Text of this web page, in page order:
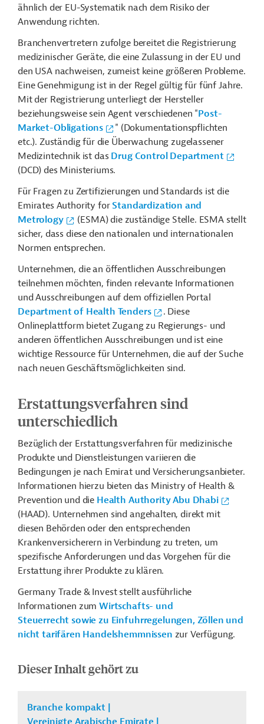
ähnlich der EU-Systematik nach dem Risiko der
Anwendung richten.
Branchenvertretern zufolge bereitet die Registrierung
medizinischer Geräte, die eine Zulassung in der EU und
den USA nachweisen, zumeist keine größeren Probleme.
Eine Genehmigung ist in der Regel gültig für fünf Jahre.
Mit der Registrierung unterliegt der Hersteller
beziehungsweise sein Agent verschiedenen "Post-
Market-Obligations
" (Dokumentationspflichten
etc.). Zuständig für die Überwachung zugelassener
Medizintechnik ist das Drug Control Department
(DCD) des Ministeriums.
Für Fragen zu Zertifizierungen und Standards ist die
Emirates Authority for Standardization and
Metrology
(ESMA) die zuständige Stelle. ESMA stellt
sicher, dass diese den nationalen und internationalen
Normen entsprechen.
Unternehmen, die an öffentlichen Ausschreibungen
teilnehmen möchten, finden relevante Informationen
und Ausschreibungen auf dem offiziellen Portal
Department of Health Tenders
. Diese
Onlineplattform bietet Zugang zu Regierungs- und
anderen öffentlichen Ausschreibungen und ist eine
wichtige Ressource für Unternehmen, die auf der Suche
nach neuen Geschäftsmöglichkeiten sind.
Erstattungsverfahren sind
unterschiedlich
Bezüglich der Erstattungsverfahren für medizinische
Produkte und Dienstleistungen variieren die
Bedingungen je nach Emirat und Versicherungsanbieter.
Informationen hierzu bieten das Ministry of Health &
Prevention und die Health Authority Abu Dhabi
(HAAD). Unternehmen sind angehalten, direkt mit
diesen Behörden oder den entsprechenden
Krankenversicherern in Verbindung zu treten, um
spezifische Anforderungen und das Vorgehen für die
Erstattung ihrer Produkte zu klären.
Germany Trade & Invest stellt ausführliche
Informationen zumWirtschafts- und
Steuerrecht sowie zu Einfuhrregelungen, Zöllen und
nicht tarifären Handelshemmnissen zur Verfügung.
Dieser Inhalt gehört zu
Branche kompakt |
Vereinigte Arabische Emirate |